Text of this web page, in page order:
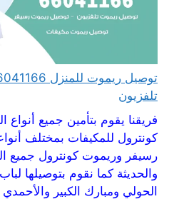
تلفزيون
فريقنا يقوم بتأمين جميع
كونترول للمكيفات بمختلف
رسيفر وريموت كونترول جميع
والحديثة كما نقوم بتوصيلها
الحولي ومبارك الكبير والأحمدي